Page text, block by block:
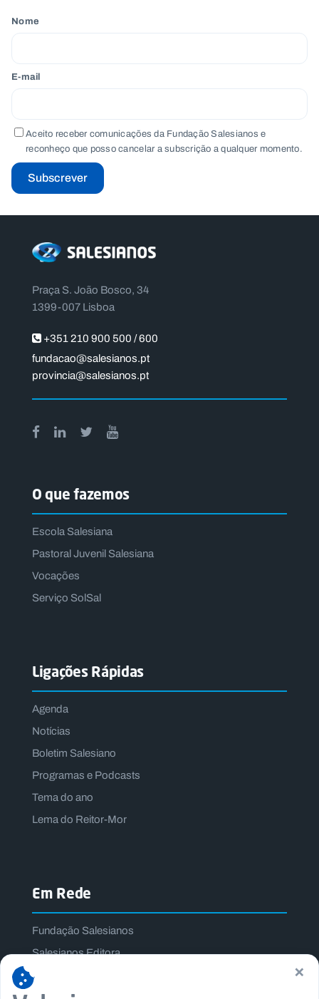
Nome
E-mail
Aceito receber comunicações da Fundação Salesianos e
reconheço que posso cancelar a subscrição a qualquer momento.
Subscrever
Praça S. João Bosco, 34
1399-007 Lisboa
+351 210 900 500 / 600
fundacao@salesianos.pt
provincia@salesianos.pt
O que fazemos
Escola Salesiana
Pastoral Juvenil Salesiana
Vocações
Serviço SolSal
Ligações Rápidas
Agenda
Notícias
Boletim Salesiano
Programas e Podcasts
Tema do ano
Lema do Reitor-Mor
Em Rede
Fundação Salesianos
Salesianos Editora
Família Salesiana
×